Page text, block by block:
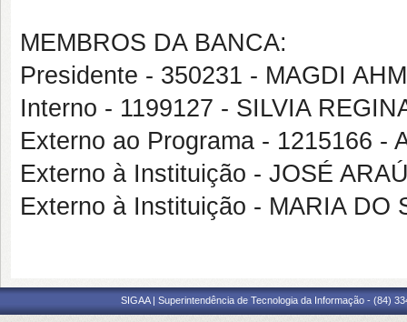
MEMBROS DA BANCA:
Presidente - 350231 - MAGDI
Interno - 1199127 - SILVIA
Externo ao Programa - 1215166 -
Externo à Instituição - JOSÉ
Externo à Instituição - MARIA DO
SIGAA | Superintendência de Tecnologia da Informação - (84)